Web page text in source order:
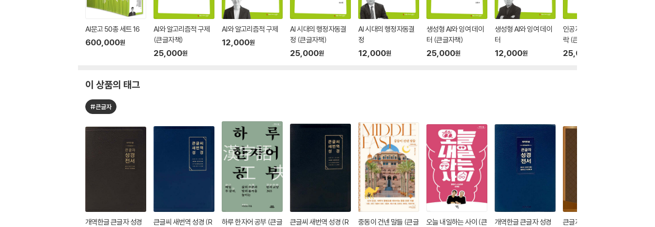
AI문고 50종 세트 16
600,000원
AI와 알고리즘적 구제
(큰글자책)
25,000원
AI와 알고리즘적 구제
12,000원
AI 시대의 행정자동결
정 (큰글자책)
25,000원
AI 시대의 행정자동결
정
12,000원
생성형 AI와 잉여 데이
터 (큰글자책)
25,000원
생성형 AI와 잉여 데이
터
12,000원
인공지능과 윤리적 맥
락 (큰글자책)
25,000
이 상품의 태그
#큰글자
개역한글 큰글자 성경
큰글씨 새번역 성경 (R
하루 한자어 공부 (큰글
큰글씨 새번역 성경 (R
중동이 건넨 말들 (큰글
오늘 내일하는 사이 (큰
개역한글 큰글자 성경
큰글자 현대인의 성경